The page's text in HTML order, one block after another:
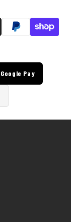
Google Pay